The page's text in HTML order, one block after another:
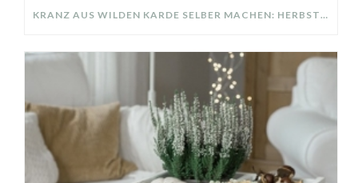
KRANZ AUS WILDEN KARDE SELBER MACHEN: HERBSTDEKO GANZ EINFACH